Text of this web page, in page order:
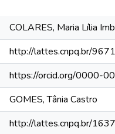
COLARES, Maria Lília
http://lattes.cnpq.br/
https://orcid.org/0000-
GOMES, Tânia Castro
http://lattes.cnpq.br/